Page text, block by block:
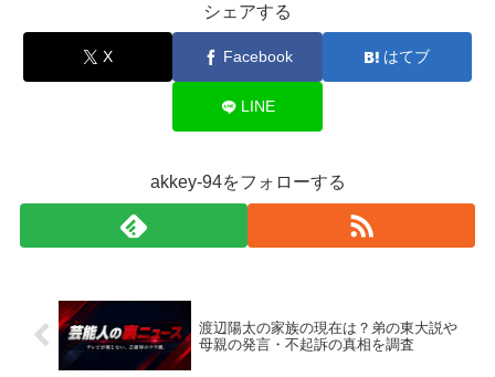
シェアする
X Facebook はてブ
LINE
akkey-94をフォローする
渡辺陽太の家族の現在は？弟の東大説や
母親の発言・不起訴の真相を調査